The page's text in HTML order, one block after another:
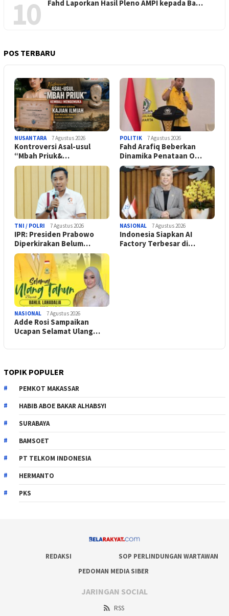
10 Fahd Laporkan Hasil Pleno AMPI kepada Ba…
POS TERBARU
NUSANTARA 7 Agustus 2026
Kontroversi Asal-usul
“Mbah Priuk&…
POLITIK 7 Agustus 2026
Fahd Arafiq Beberkan
Dinamika Penataan O…
TNI / POLRI 7 Agustus 2026
IPR: Presiden Prabowo
Diperkirakan Belum…
NASIONAL 7 Agustus 2026
Indonesia Siapkan AI
Factory Terbesar di…
NASIONAL 7 Agustus 2026
Adde Rosi Sampaikan
Ucapan Selamat Ulang…
TOPIK POPULER
PEMKOT MAKASSAR
HABIB ABOE BAKAR ALHABSYI
SURABAYA
BAMSOET
PT TELKOM INDONESIA
HERMANTO
PKS
REDAKSI
SOP PERLINDUNGAN WARTAWAN
PEDOMAN MEDIA SIBER
JARINGAN SOCIAL
RSS